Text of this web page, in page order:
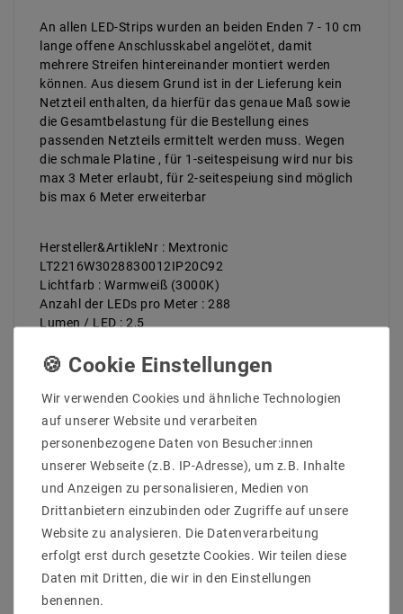
An allen LED-Strips wurden an beiden Enden 7 - 10 cm
lange offene Anschlusskabel angelötet, damit
mehrere Streifen hintereinander montiert werden
können. Aus diesem Grund ist in der Lieferung kein
Netzteil enthalten, da hierfür das genaue Maß sowie
die Gesamtbelastung für die Bestellung eines
passenden Netzteils ermittelt werden muss. Wegen
die schmale Platine , für 1-seitespeisung wird nur bis
max 3 Meter erlaubt, für 2-seitespeiung sind möglich
bis max 6 Meter erweiterbar
Hersteller&ArtikleNr : Mextronic
LT2216W3028830012IP20C92
Lichtfarb : Warmweiß (3000K)
Anzahl der LEDs pro Meter : 288
Lumen / LED : 2,5
Gesamtlichtstrom bis : 2160
Abstrahlwinkel (Grad) : 120
Betriebstemperatur (C°) : -20ºC - 50ºC
Arbeitsspannung (Volt) : 12
Arbeitsstrom / Meter max bis (mA) : 500
gesamter Arbeitsstrom (max) bis (mA) : 1,5
Leistung (W) pro Meter bis : 6
gesamte Leistung (W) bis : 18
Breite in mm : 5
Hohe in mm : 2
Enegrieklasse (2017/1369) : E
Schutzklasse : 20
Wir verwenden Cookies und ähnliche Technologien
auf unserer Website und verarbeiten
personenbezogene Daten von Besucher:innen
unserer Webseite (z.B. IP-Adresse), um z.B. Inhalte
und Anzeigen zu personalisieren, Medien von
Drittanbietern einzubinden oder Zugriffe auf unsere
Website zu analysieren. Die Datenverarbeitung
erfolgt erst durch gesetzte Cookies. Wir teilen diese
Daten mit Dritten, die wir in den Einstellungen
benennen.